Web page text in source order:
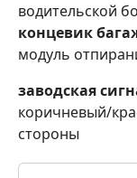
водительской
концевик
модуль
заводская
коричневый/
стороны